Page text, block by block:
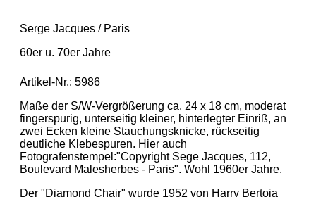
Serge Jacques / Paris
60er u. 70er Jahre
Artikel-Nr.: 5986
Maße der S/W-Vergrößerung ca. 24 x 18 cm, moderat
fingerspurig, unterseitig kleiner, hinterlegter Einriß, an
zwei Ecken kleine Stauchungsknicke, rückseitig
deutliche Klebespuren. Hier auch
Fotografenstempel:"Copyright Sege Jacques, 112,
Boulevard Malesherbes - Paris". Wohl 1960er Jahre.
Der "Diamond Chair" wurde 1952 von Harry Bertoia